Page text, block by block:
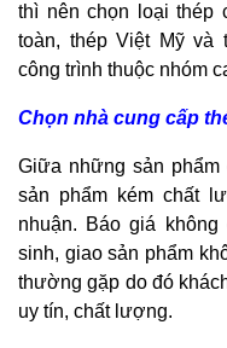
thì nên chọn loại thép
toàn, thép Việt Mỹ và
công trình thuộc nhóm
Chọn nhà cung cấp
Giữa những sản
sản phẩm kém chất
nhuận. Báo giá
sinh, giao sản phẩm
thường gặp do đó
uy tín, chất lượng.